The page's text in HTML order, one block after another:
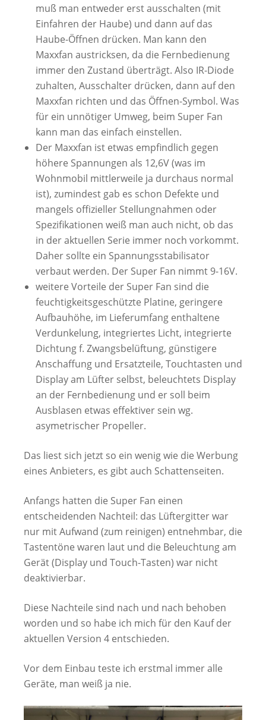
muß man entweder erst ausschalten (mit
Einfahren der Haube) und dann auf das
Haube-Öffnen drücken. Man kann den
Maxxfan austricksen, da die Fernbedienung
immer den Zustand überträgt. Also IR-Diode
zuhalten, Ausschalter drücken, dann auf den
Maxxfan richten und das Öffnen-Symbol. Was
für ein unnötiger Umweg, beim Super Fan
kann man das einfach einstellen.
Der Maxxfan ist etwas empfindlich gegen
höhere Spannungen als 12,6V (was im
Wohnmobil mittlerweile ja durchaus normal
ist), zumindest gab es schon Defekte und
mangels offizieller Stellungnahmen oder
Spezifikationen weiß man auch nicht, ob das
in der aktuellen Serie immer noch vorkommt.
Daher sollte ein Spannungsstabilisator
verbaut werden. Der Super Fan nimmt 9-16V.
weitere Vorteile der Super Fan sind die
feuchtigkeitsgeschützte Platine, geringere
Aufbauhöhe, im Lieferumfang enthaltene
Verdunkelung, integriertes Licht, integrierte
Dichtung f. Zwangsbelüftung, günstigere
Anschaffung und Ersatzteile, Touchtasten und
Display am Lüfter selbst, beleuchtets Display
an der Fernbedienung und er soll beim
Ausblasen etwas effektiver sein wg.
asymetrischer Propeller.
Das liest sich jetzt so ein wenig wie die Werbung
eines Anbieters, es gibt auch Schattenseiten.
Anfangs hatten die Super Fan einen
entscheidenden Nachteil: das Lüftergitter war
nur mit Aufwand (zum reinigen) entnehmbar, die
Tastentöne waren laut und die Beleuchtung am
Gerät (Display und Touch-Tasten) war nicht
deaktivierbar.
Diese Nachteile sind nach und nach behoben
worden und so habe ich mich für den Kauf der
aktuellen Version 4 entschieden.
Vor dem Einbau teste ich erstmal immer alle
Geräte, man weiß ja nie.